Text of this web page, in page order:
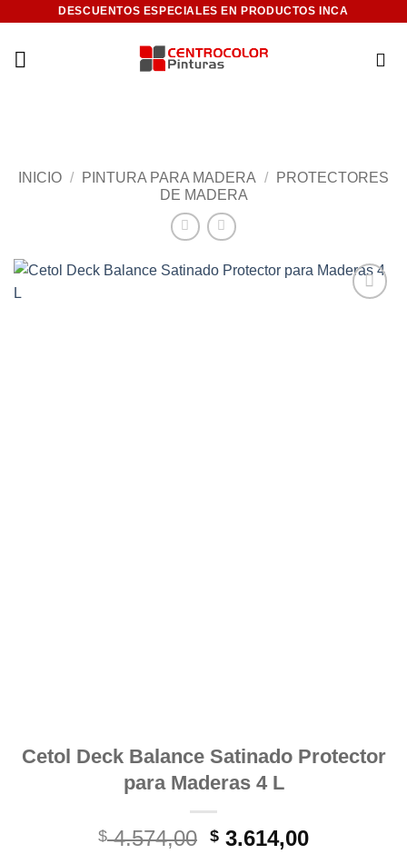
contenido
DESCUENTOS ESPECIALES EN PRODUCTOS INCA
INICIO / PINTURA PARA MADERA /
PROTECTORES
DE MADERA
Cetol Deck Balance Satinado Protector
para Maderas 4 L
$4.574,00 El
$ 3.614,00El